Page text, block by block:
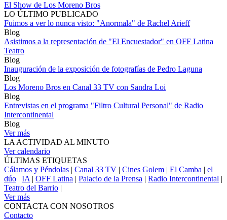
El Show de Los Moreno Bros
LO ÚLTIMO PUBLICADO
Fuimos a ver lo nunca visto: "Anormala" de Rachel Arieff
Blog
Asistimos a la representación de "El Encuestador" en OFF Latina
Teatro
Blog
Inauguración de la exposición de fotografías de Pedro Laguna
Blog
Los Moreno Bros en Canal 33 TV con Sandra Loi
Blog
Entrevistas en el programa "Filtro Cultural Personal" de Radio
Intercontinental
Blog
Ver más
LA ACTIVIDAD AL MINUTO
Ver calendario
ÚLTIMAS ETIQUETAS
Cálamos y Péndolas | Canal 33 TV | Cines Golem | El Camba | el
dúo | IA | OFF Latina | Palacio de la Prensa | Radio Intercontinental |
Teatro del Barrio |
Ver más
CONTACTA CON NOSOTROS
Contacto